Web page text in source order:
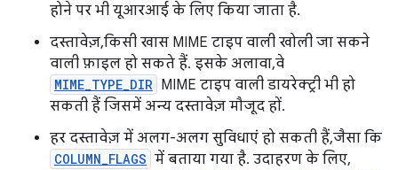
होने पर भी यूआरआई के लिए किया जाता है.
दस्तावेज़, किसी खास MIME टाइप वाली खोली जा सकने
वाली फ़ाइल हो सकते हैं. इसके अलावा, वे
MIME_TYPE_DIR MIME टाइप वाली डायरेक्ट्री भी हो
सकती हैं जिसमें अन्य दस्तावेज़ मौजूद हों.
हर दस्तावेज़ में अलग-अलग सुविधाएं हो सकती हैं, जैसा कि
COLUMN_FLAGS में बताया गया है. उदाहरण के लिए,